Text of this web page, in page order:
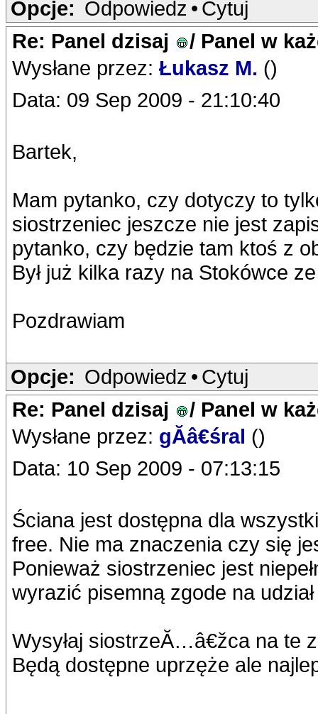
Opcje: Odpowiedz • Cytuj
Re: Panel dzisaj
/ Panel w
Wysłane przez: Łukasz M. ()
Data: 09 Sep 2009 - 21:10:40
Bartek,
Mam pytanko, czy dotyczy to
siostrzeniec jeszcze nie jest
pytanko, czy będzie tam ktoś z
Był już kilka razy na Stokówce
Pozdrawiam
Opcje: Odpowiedz • Cytuj
Re: Panel dzisaj
/ Panel w
Wysłane przez: gĂâ€śral ()
Data: 10 Sep 2009 - 07:13:15
Ściana jest dostępna dla
free. Nie ma znaczenia czy się
Ponieważ siostrzeniec jest
wyrazić pisemną zgode na
Wysyłaj siostrzeĂ…â€žca na te
Będą dostępne uprzęże ale